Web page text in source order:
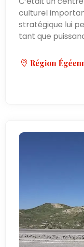
culturel
stratégique lui
tant que
Région